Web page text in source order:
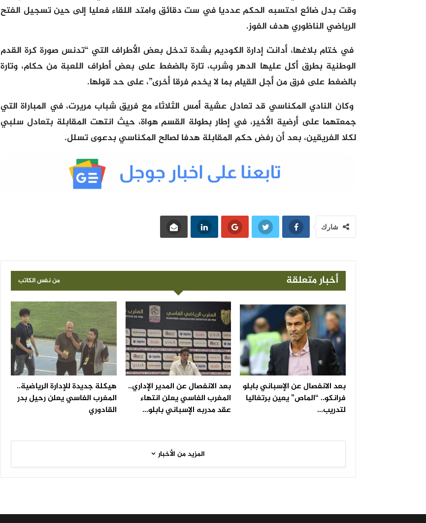
وقت بدل ضائع احتسبه الحكم عدديا في ست دقائق وامتد اللقاء فعليا إلى حين تسجيل الفتح
الرياضي الناظوري هدف الفوز.
في ختام بلاغها، أدانت إدارة الكوديم بشدة تدخل بعض الأطراف التي “تدنس صورة كرة القدم
الوطنية بطرق أكل عليها الدهر وشرب، تارة بالضغط على بعض أطراف اللعبة من حكام، وتارة
بالضغط على فرق من أجل القيام بما لا يخدم فرقا أخرى”، على حد قولها.
وكان النادي المكناسي قد تعادل عشية أمس الثلاثاء مع فريق شباب مريرت، في المباراة التي
جمعتهما على أرضية الأخير، في إطار بطولة القسم هواة، حيث انتهت المقابلة بتعادل سلبي
لكلا الفريقين، بعد أن رفض حكم المقابلة هدفا لصالح المكناسي بدعوى تسلل.
شارك
أخبار متعلقة من نفس الكاتب
بعد الانفصال عن الإسباني بابلو
فرانكو.. “الماص” يعين برتغاليا
لتدريب…
بعد الانفصال عن المدير الإداري..
المغرب الفاسي يعلن انتهاء
عقد مدربه الإسباني بابلو…
هيكلة جديدة للإدارة الرياضية..
المغرب الفاسي يعلن رحيل بدر
القادوري
المزيد من الأخبار